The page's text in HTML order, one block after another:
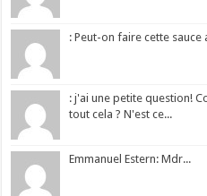
: Peut-on faire cette sauce
: j'ai une petite question!
tout cela ? N'est ce...
Emmanuel Estern: Mdr...